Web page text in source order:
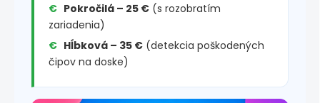
Pokročilá – 25 € (s rozobratím
zariadenia)
Hĺbková – 35 € (detekcia poškodených
čipov na doske)